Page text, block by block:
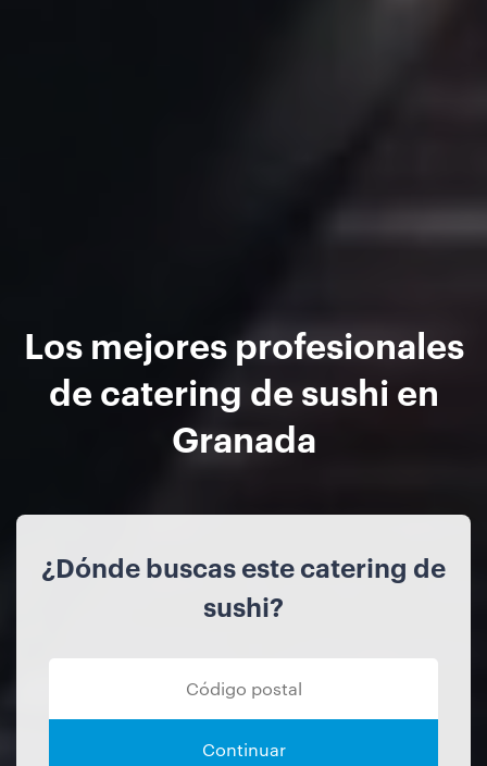
Los mejores profesionales
de catering de sushi en
Granada
¿Dónde buscas este catering de
sushi?
Continuar